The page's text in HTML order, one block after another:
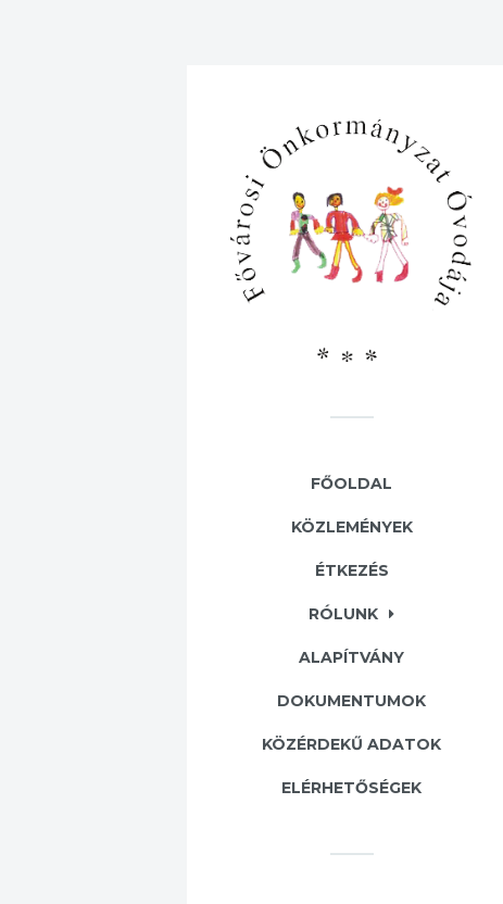
FŐOLDAL
KÖZLEMÉNYEK
ÉTKEZÉS
RÓLUNK
ALAPÍTVÁNY
DOKUMENTUMOK
KÖZÉRDEKŰ ADATOK
ELÉRHETŐSÉGEK